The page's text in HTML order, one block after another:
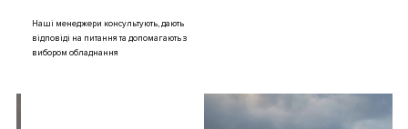
Наші менеджери консультують, дають
відповіді на питання та допомагають з
вибором обладнання